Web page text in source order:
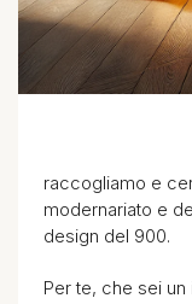
raccogliamo e
modernariato e
design del 900.
Per te, che sei